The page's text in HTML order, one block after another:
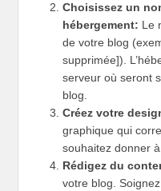
Choisissez un
hébergement: Le
de votre blog
supprimée]).
serveur où seront
blog.
Créez votre
graphique qui
souhaitez donner
Rédigez du
votre blog.